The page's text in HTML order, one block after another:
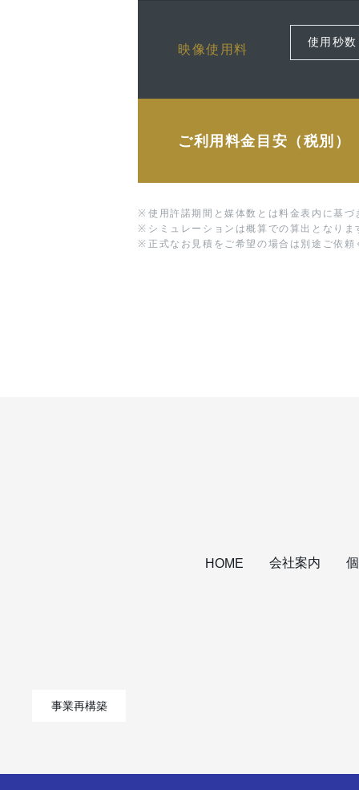
映像使用料
ご利用料金目安（税別）
※ 使用許諾期間と媒体数とは料金表内に基づ
※ シミュレーションは概算での算出となりま
※ 正式なお見積をご希望の場合は別途ご依頼
HOME 会社案内
事業再構築